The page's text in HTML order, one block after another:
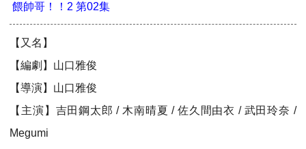
餵帥哥！！2 第02集
【又名】
【編劇】山口雅俊
【導演】山口雅俊
【主演】吉田鋼太郎 / 木南晴夏 / 佐久間由衣 / 武田玲奈 /
Megumi